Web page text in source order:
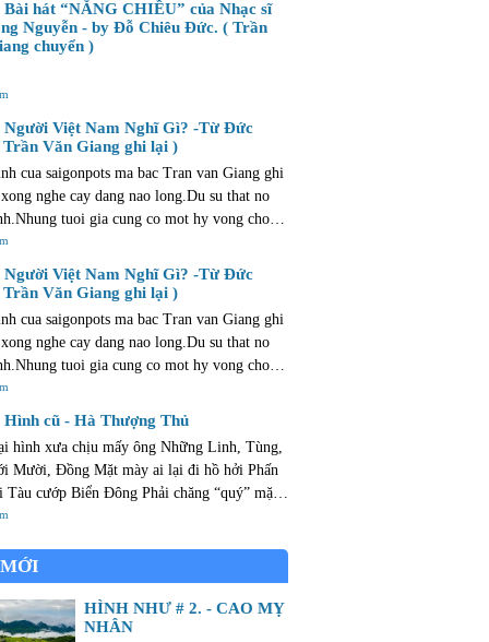
cong !
Bài hát “NẮNG CHIỀU” của Nhạc sĩ
Nguyễn - by Đỗ Chiêu Đức. ( Trần
chuyển )
Người Việt Nam Nghĩ Gì? -Từ Đức
Văn Giang ghi lại )
cua saigonpots ma bac Tran van Giang ghi
nghe cay dang nao long.Du su that no
tuoi gia cung co mot hy vong cho
manh va mo ao. hy vong con hon la that
Người Việt Nam Nghĩ Gì? -Từ Đức
Văn Giang ghi lại )
cua saigonpots ma bac Tran van Giang ghi
nghe cay dang nao long.Du su that no
tuoi gia cung co mot hy vong cho
manh va mo ao. hy vong con hon la that
Hình cũ - Hà Thượng Thủ
hình xưa chịu mấy ông Những Linh, Tùng,
Mười, Đồng Mặt mày ai lại đi hồ hởi Phấn
Biển Đông Phải chăng “quý” mặt
mông Con mắt nay đà có nhưng không Nên
HÌNH NHƯ # 2. - CAO MỴ
NHÂN